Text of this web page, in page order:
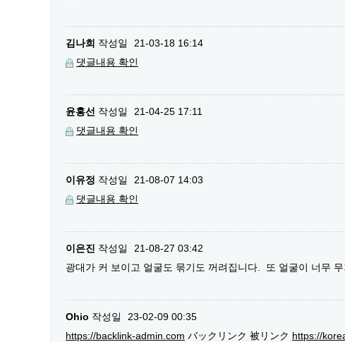
김나희 작성일
21-03-18 16:14
댓글내용 확인
윤홍선 작성일
21-04-25 17:11
댓글내용 확인
이유정 작성일
21-08-07 14:03
댓글내용 확인
이은진 작성일
21-08-27 03:42
광대가 커 보이고 얼굴도 묶기도 꺼려집니다. 또 얼굴이 너무
Ohio 작성일
23-02-09 00:35
https://backlink-admin.com バックリンク 被リンク https://